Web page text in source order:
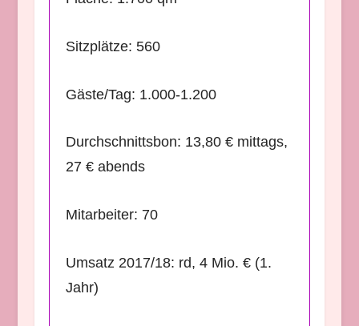
Sitzplätze: 560
Gäste/Tag: 1.000-1.200
Durchschnittsbon: 13,80 € mittags,
27 € abends
Mitarbeiter: 70
Umsatz 2017/18: rd, 4 Mio. € (1.
Jahr)